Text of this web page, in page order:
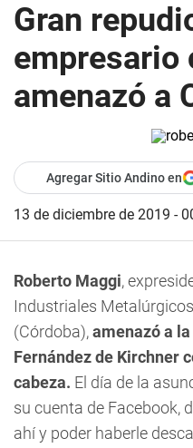
Gran
empresario
amenazó a
Agregar Sitio Andino en
13 de diciembre de 2019 -
Roberto Maggi,
Industriales
(Córdoba),amenazó a
Fernández de Kirchner
cabeza. El día de la
su cuenta de Facebook,
ahí y poder haberle